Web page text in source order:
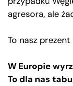
agresora, ale
To nasz prezent
W Europie
To dla nas